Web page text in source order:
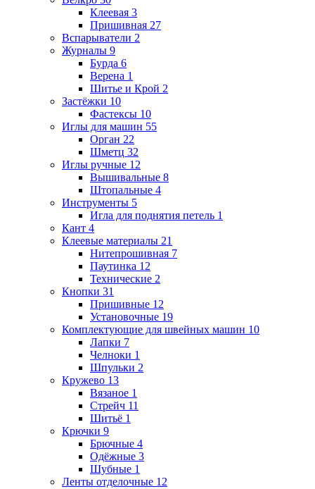
Клеевая 3
Пришивная 27
Вспарыватели 2
Журналы 9
Бурда 6
Верена 1
Шитье и Крой 2
Застёжки 10
Фастексы 10
Иглы для машин 55
Орган 22
Шметц 32
Иглы ручные 12
Вышивальные 8
Штопальные 4
Инструменты 5
Игла для поднятия петель 1
Кант 4
Клеевые материалы 21
Нитепрошивная 7
Паутинка 12
Технические 2
Кнопки 31
Пришивные 12
Установочные 19
Комплектующие для швейных машин 10
Лапки 7
Челноки 1
Шпульки 2
Кружево 13
Вязаное 1
Стрейч 11
Шитьё 1
Крючки 9
Брючные 4
Одёжные 3
Шубные 1
Ленты отделочные 12